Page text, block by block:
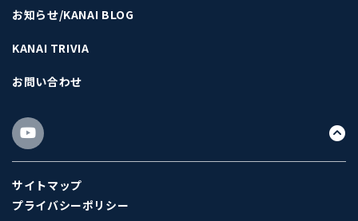
お知らせ/KANAI BLOG
KANAI TRIVIA
お問い合わせ
サイトマップ
プライバシーポリシー